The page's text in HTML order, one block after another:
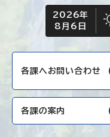
今日の日付
2026年
8月6日
各課へお問い合わせ
各課の案内